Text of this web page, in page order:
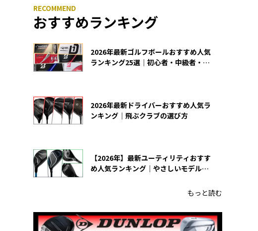
おすすめランキング
2026年最新ゴルフボールおすすめ人気
ランキング25選｜初心者・中級者・上
2026年最新ドライバーおすすめ人気ラ
ンキング｜飛ぶクラブの選び方
【2026年】最新ユーティリティおすす
め人気ランキング｜やさしいモデルの
もっと読む